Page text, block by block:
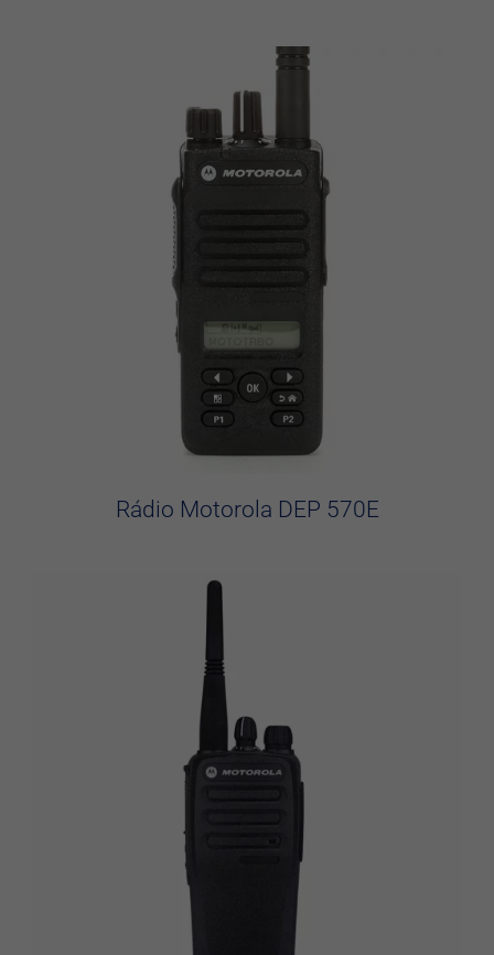
Rádio Motorola DEP 570E